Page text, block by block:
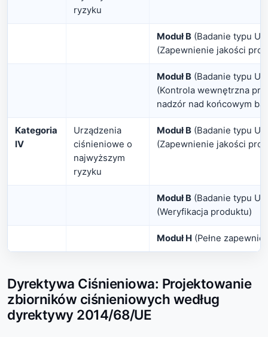
ryzyku
Moduł B(Badanie typu
(Zapewnienie jakości
Moduł B(Badanie typu
(Kontrola wewnętrzna
nadzór nad końcowym
Kategoria
IV
Urządzenia
ciśnieniowe o
najwyższym
ryzyku
Moduł B(Badanie typu
(Zapewnienie jakości
Moduł B(Badanie typu
(Weryfikacja produktu)
Moduł H (Pełne
Dyrektywa Ciśnieniowa: Projektowanie
zbiorników ciśnieniowych według
dyrektywy 2014/68/UE